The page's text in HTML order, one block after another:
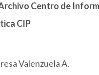
Centro de
CIP
Valenzuela A.